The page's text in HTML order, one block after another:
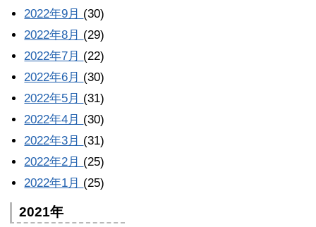
2022年9月 (30)
2022年8月 (29)
2022年7月 (22)
2022年6月 (30)
2022年5月 (31)
2022年4月 (30)
2022年3月 (31)
2022年2月 (25)
2022年1月 (25)
2021年